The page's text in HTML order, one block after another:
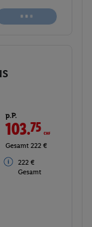
p.P.
103.75CHF
Gesamt 222 €
222 €
Gesamt